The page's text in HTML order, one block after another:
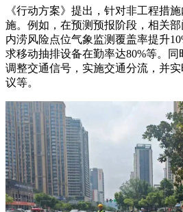
《行动方案》提出，针对非工程措
施。例如，在预测预报阶段，相关
内涝风险点位气象监测覆盖率提升
求移动抽排设备在勤率达80%等。
调整交通信号，实施交通分流，并
议等。